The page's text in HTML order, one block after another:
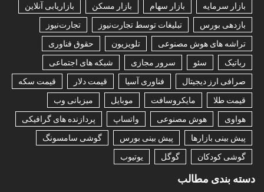
بازار سرمایه
بازار سهام بازار مسکن
بازاریابی آنلاین
بازدهی بورس
تبلیغات توسط تجارت‌نیوز
تجارت‌نیوز
تراشه های هوش مصنوعی
تلویزیون
حقوق فناوری
رباتیک
سئو سرور مجازی
شبکه های اجتماعی
صرافی ارز دیجیتال
فناوری آسیا قیمت دلار
قیمت سکه
قیمت طلا
مایکروسافت موبایل
میزبانی وب
هواوی
هوش مصنوعی واتساپ
پردازنده های گرافیکی
پیش بینی بازارها
پیش بینی بورس
گوشی سامسونگ
گوشی کودکان
گوگل یوتیوب
دسته بندی مطالب